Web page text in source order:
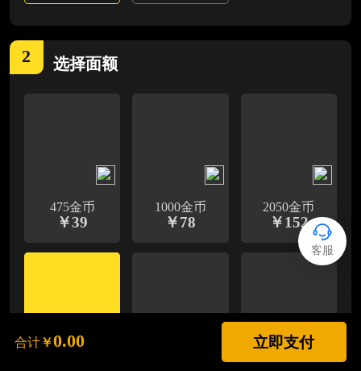
客服
2 选择面额
475金币
￥39
1000金币
￥78
2050金币
￥152
11000金币
合计￥0.00 立即支付